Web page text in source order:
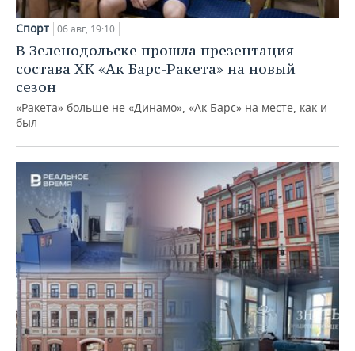
Спорт 06 авг, 19:10
В Зеленодольске прошла презентация
состава ХК «Ак Барс-Ракета» на новый
сезон
«Ракета» больше не «Динамо», «Ак Барс» на месте, как и
был